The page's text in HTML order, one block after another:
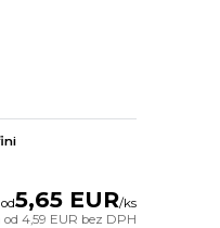
5,65 EUR/ks
od4,59 EUR bez DPH